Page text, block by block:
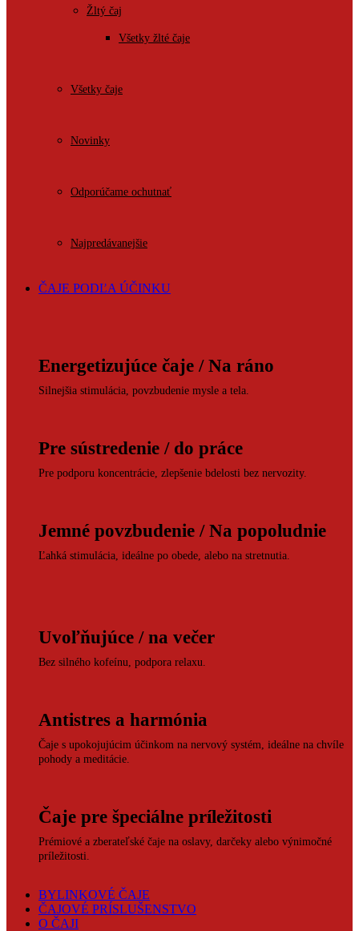
Žltý čaj
Všetky žlté čaje
Všetky čaje
Novinky
Odporúčame ochutnať
Najpredávanejšie
ČAJE PODĽA ÚČINKU
Energetizujúce čaje / Na ráno
Silnejšia stimulácia, povzbudenie mysle a tela.
Pre sústredenie / do práce
Pre podporu koncentrácie, zlepšenie bdelosti bez nervozity.
Jemné povzbudenie / Na popoludnie
Ľahká stimulácia, ideálne po obede, alebo na stretnutia.
Uvoľňujúce / na večer
Bez silného kofeínu, podpora relaxu.
Antistres a harmónia
Čaje s upokojujúcim účinkom na nervový systém, ideálne na chvíle
pohody a meditácie.
Čaje pre špeciálne príležitosti
Prémiové a zberateľské čaje na oslavy, darčeky alebo výnimočné
príležitosti.
BYLINKOVÉ ČAJE
ČAJOVÉ PRÍSLUŠENSTVO
O ČAJI